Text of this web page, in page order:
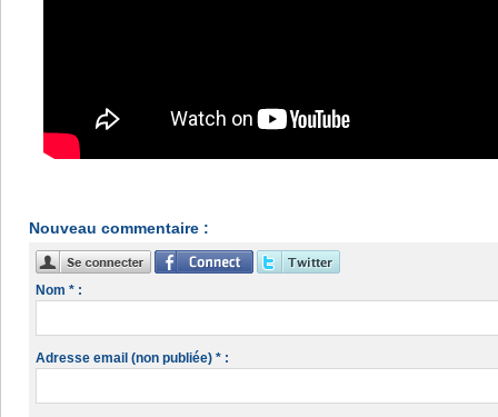
Nouveau commentaire :
Nom * :
Adresse email (non publiée) * :